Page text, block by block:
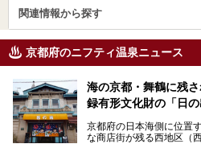
関連情報から探す
京都府のニフティ温泉ニュース
海の京都・舞鶴に残
録有形文化財の「日の
京都府の日本海側に位置
な商店街が残る西地区（